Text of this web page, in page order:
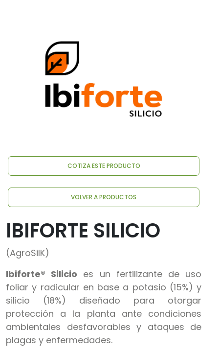
COTIZA ESTE PRODUCTO
VOLVER A PRODUCTOS
IBIFORTE SILICIO
(AgroSilK)
Ibiforte® Silicio es un fertilizante de uso
foliar y radicular en base a potasio (15%) y
silicio (18%) diseñado para otorgar
protección a la planta ante condiciones
ambientales desfavorables y ataques de
plagas y enfermedades.